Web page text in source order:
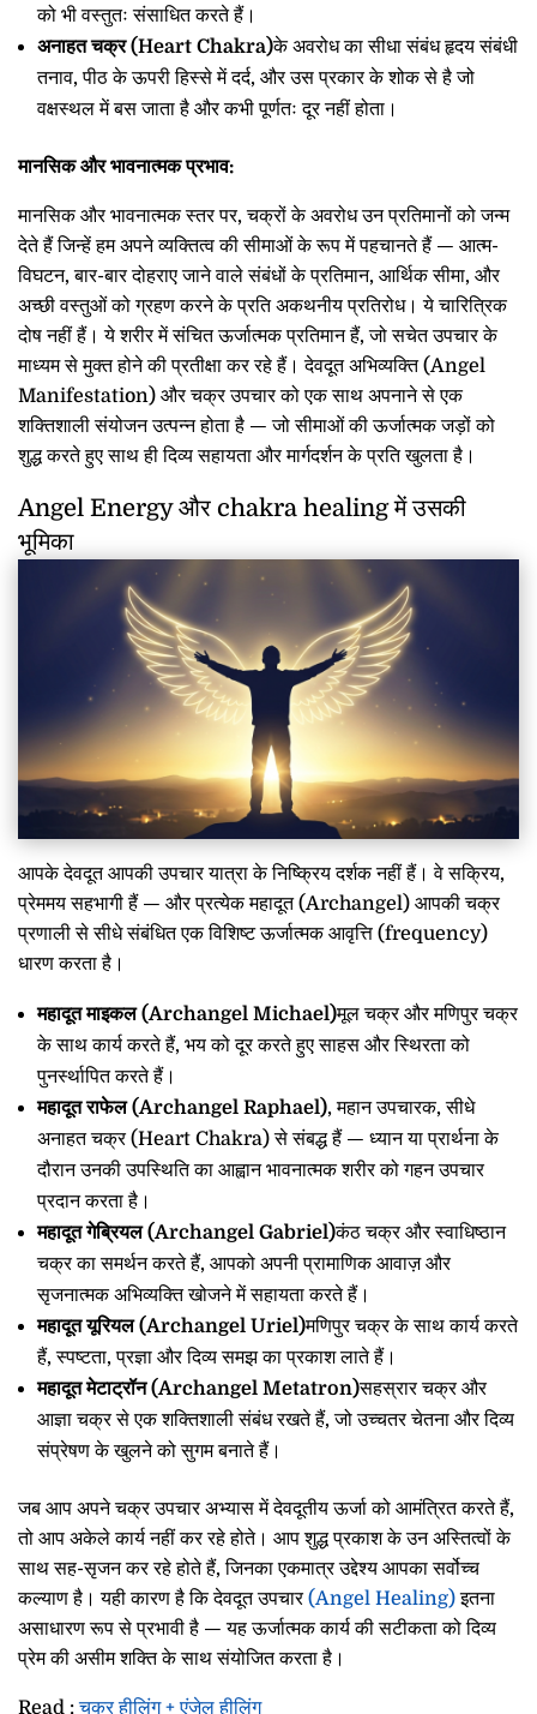
को भी वस्तुतः संसाधित करते हैं।
अनाहत चक्र (Heart Chakra)के अवरोध का सीधा संबंध हृदय संबंधी
तनाव, पीठ के ऊपरी हिस्से में दर्द, और उस प्रकार के शोक से है जो
वक्षस्थल में बस जाता है और कभी पूर्णतः दूर नहीं होता।
मानसिक और भावनात्मक प्रभाव:
मानसिक और भावनात्मक स्तर पर, चक्रों के अवरोध उन प्रतिमानों को जन्म
देते हैं जिन्हें हम अपने व्यक्तित्व की सीमाओं के रूप में पहचानते हैं — आत्म-
विघटन, बार-बार दोहराए जाने वाले संबंधों के प्रतिमान, आर्थिक सीमा, और
अच्छी वस्तुओं को ग्रहण करने के प्रति अकथनीय प्रतिरोध। ये चारित्रिक
दोष नहीं हैं। ये शरीर में संचित ऊर्जात्मक प्रतिमान हैं, जो सचेत उपचार के
माध्यम से मुक्त होने की प्रतीक्षा कर रहे हैं। देवदूत अभिव्यक्ति (Angel
Manifestation) और चक्र उपचार को एक साथ अपनाने से एक
शक्तिशाली संयोजन उत्पन्न होता है — जो सीमाओं की ऊर्जात्मक जड़ों को
शुद्ध करते हुए साथ ही दिव्य सहायता और मार्गदर्शन के प्रति खुलता है।
Angel Energy और chakra healing में उसकी
भूमिका
आपके देवदूत आपकी उपचार यात्रा के निष्क्रिय दर्शक नहीं हैं। वे सक्रिय,
प्रेममय सहभागी हैं — और प्रत्येक महादूत (Archangel) आपकी चक्र
प्रणाली से सीधे संबंधित एक विशिष्ट ऊर्जात्मक आवृत्ति (frequency)
धारण करता है।
महादूत माइकल (Archangel Michael)मूल चक्र और मणिपुर चक्र
के साथ कार्य करते हैं, भय को दूर करते हुए साहस और स्थिरता को
पुनर्स्थापित करते हैं।
महादूत राफेल (Archangel Raphael), महान उपचारक, सीधे
अनाहत चक्र (Heart Chakra) से संबद्ध हैं — ध्यान या प्रार्थना के
दौरान उनकी उपस्थिति का आह्वान भावनात्मक शरीर को गहन उपचार
प्रदान करता है।
महादूत गेब्रियल (Archangel Gabriel)कंठ चक्र और स्वाधिष्ठान
चक्र का समर्थन करते हैं, आपको अपनी प्रामाणिक आवाज़ और
सृजनात्मक अभिव्यक्ति खोजने में सहायता करते हैं।
महादूत यूरियल (Archangel Uriel)मणिपुर चक्र के साथ कार्य करते
हैं, स्पष्टता, प्रज्ञा और दिव्य समझ का प्रकाश लाते हैं।
महादूत मेटाट्रॉन (Archangel Metatron)सहस्रार चक्र और
आज्ञा चक्र से एक शक्तिशाली संबंध रखते हैं, जो उच्चतर चेतना और दिव्य
संप्रेषण के खुलने को सुगम बनाते हैं।
जब आप अपने चक्र उपचार अभ्यास में देवदूतीय ऊर्जा को आमंत्रित करते हैं,
तो आप अकेले कार्य नहीं कर रहे होते। आप शुद्ध प्रकाश के उन अस्तित्वों के
साथ सह-सृजन कर रहे होते हैं, जिनका एकमात्र उद्देश्य आपका सर्वोच्च
कल्याण है। यही कारण है कि देवदूत उपचार(Angel Healing)इतना
असाधारण रूप से प्रभावी है — यह ऊर्जात्मक कार्य की सटीकता को दिव्य
प्रेम की असीम शक्ति के साथ संयोजित करता है।
Read :चक्र हीलिंग + एंजेल हीलिंग